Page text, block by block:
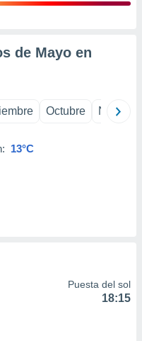
de Mayo en
Octubre
13°C
Puesta del sol
18:15